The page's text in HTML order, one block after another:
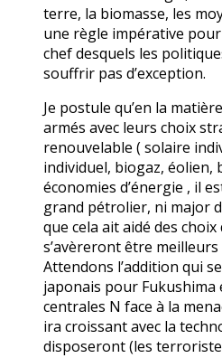
terre, la biomasse, les
une règle impérative
chef desquels les
souffrir pas d’exception.
Je postule qu’en la
armés avec leurs choix
renouvelable ( solaire
individuel, biogaz, éolien,
économies d’énergie , il
grand pétrolier, ni major
que cela ait aidé des
s’avèreront être
Attendons l’addition qui
japonais pour Fukushima
centrales N face à la
ira croissant avec la
disposeront (les